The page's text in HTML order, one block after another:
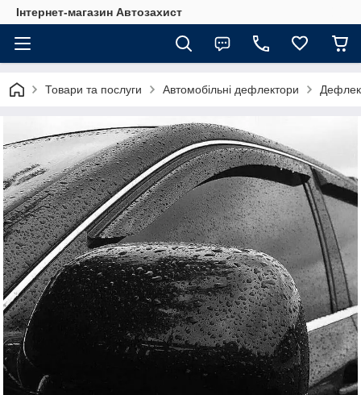
Інтернет-магазин Автозахист
Товари та послуги Автомобільні дефлектори